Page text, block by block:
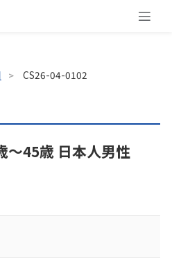
CS26-04-0102
45歳 日本人男性